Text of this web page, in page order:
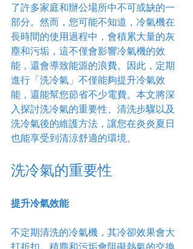
了許多家庭和辦公場所中不可或缺的一
部分。然而，您可能不知道，冷氣機在
長時間的使用過程中，會積累大量的灰
塵和污垢，這不僅會影響冷氣機的效
能，還會導致能源的浪費。因此，定期
進行「洗冷氣」不僅能夠提升冷氣效
能，還能幫您節省不少電費。本文將深
入探討洗冷氣的重要性、清洗步驟以及
洗冷氣後的維護方法，讓您在炎炎夏日
也能享受到清涼舒適的環境。
洗冷氣的重要性
提升冷氣效能
不定期清洗的冷氣機，其冷卻效果會大